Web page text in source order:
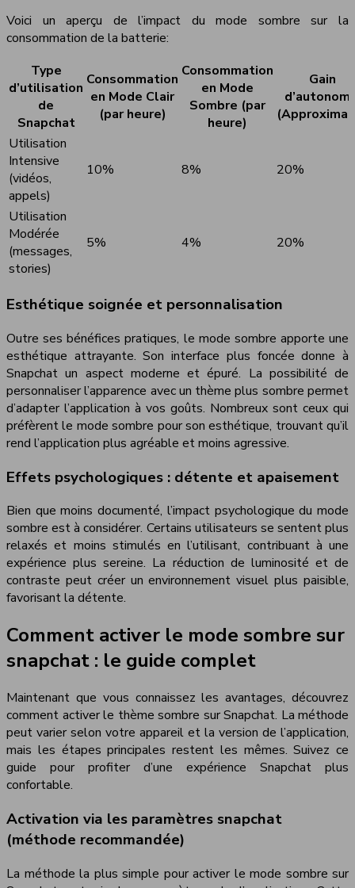
Voici un aperçu de l’impact du mode sombre sur la
consommation de la batterie:
Type
d’utilisation
de
Snapchat
Consommation
en Mode Clair
(par heure)
Consommation
en Mode
Sombre (par
heure)
Gain
Utilisation
Intensive
(vidéos,
appels)
10% 8% 20%
Utilisation
Modérée
(messages,
stories)
5% 4% 20%
Esthétique soignée et personnalisation
Outre ses bénéfices pratiques, le mode sombre apporte une
esthétique attrayante. Son interface plus foncée donne à
Snapchat un aspect moderne et épuré. La possibilité de
personnaliser l’apparence avec un thème plus sombre permet
d’adapter l’application à vos goûts. Nombreux sont ceux qui
préfèrent le mode sombre pour son esthétique, trouvant qu’il
rend l’application plus agréable et moins agressive.
Effets psychologiques : détente et apaisement
Bien que moins documenté, l’impact psychologique du mode
sombre est à considérer. Certains utilisateurs se sentent plus
relaxés et moins stimulés en l’utilisant, contribuant à une
expérience plus sereine. La réduction de luminosité et de
contraste peut créer un environnement visuel plus paisible,
favorisant la détente.
Comment activer le mode sombre sur
snapchat : le guide complet
Maintenant que vous connaissez les avantages, découvrez
comment activer le thème sombre sur Snapchat. La méthode
peut varier selon votre appareil et la version de l’application,
mais les étapes principales restent les mêmes. Suivez ce
guide pour profiter d’une expérience Snapchat plus
confortable.
Activation via les paramètres snapchat
(méthode recommandée)
La méthode la plus simple pour activer le mode sombre sur